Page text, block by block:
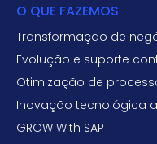
O QUE FAZEMOS
Transformação de
Evolução e suporte
Otimização de
Inovação tecnológica
GROW With SAP